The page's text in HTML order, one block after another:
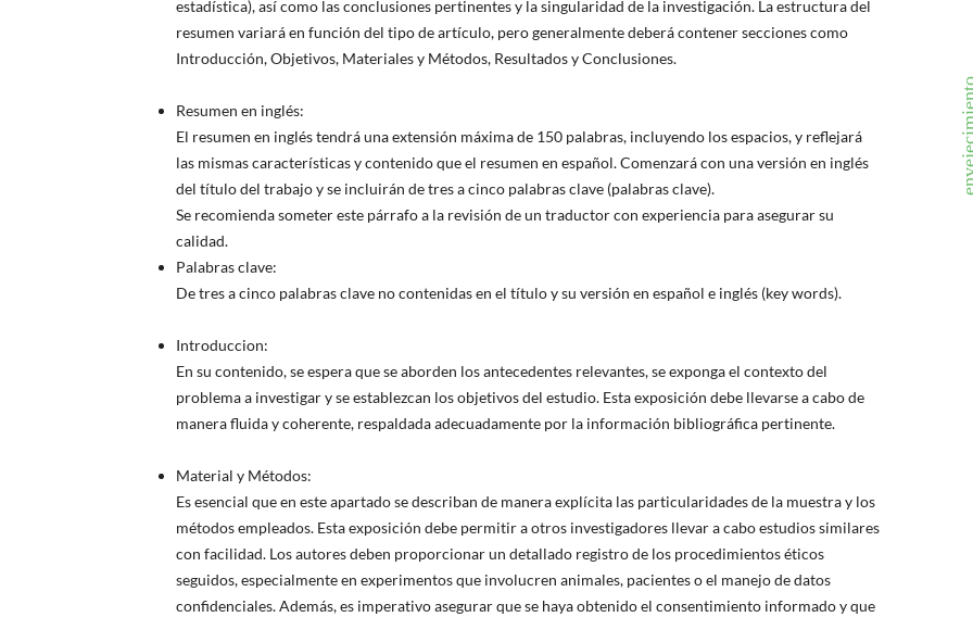
estadística), así como las conclusiones pertinentes y la singularidad de la investigación. La estructura del
resumen variará en función del tipo de artículo, pero generalmente deberá contener secciones como
Introducción, Objetivos, Materiales y Métodos, Resultados y Conclusiones.
Resumen en inglés:
El resumen en inglés tendrá una extensión máxima de 150 palabras, incluyendo los espacios, y reflejará
las mismas características y contenido que el resumen en español. Comenzará con una versión en inglés
del título del trabajo y se incluirán de tres a cinco palabras clave (palabras clave).
Se recomienda someter este párrafo a la revisión de un traductor con experiencia para asegurar su
calidad.
Palabras clave:
De tres a cinco palabras clave no contenidas en el título y su versión en español e inglés (key words).
Introduccion:
En su contenido, se espera que se aborden los antecedentes relevantes, se exponga el contexto del
problema a investigar y se establezcan los objetivos del estudio. Esta exposición debe llevarse a cabo de
manera fluida y coherente, respaldada adecuadamente por la información bibliográfica pertinente.
Material y Métodos:
Es esencial que en este apartado se describan de manera explícita las particularidades de la muestra y los
métodos empleados. Esta exposición debe permitir a otros investigadores llevar a cabo estudios similares
con facilidad. Los autores deben proporcionar un detallado registro de los procedimientos éticos
seguidos, especialmente en experimentos que involucren animales, pacientes o el manejo de datos
confidenciales. Además, es imperativo asegurar que se haya obtenido el consentimiento informado y que